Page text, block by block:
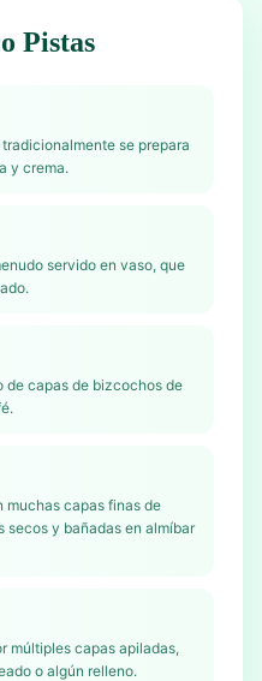
Pistas
se prepara
y crema.
servido en vaso, que
de capas de bizcochos de
muchas capas finas de
secos y bañadas en almíbar
múltiples capas apiladas,
o algún relleno.